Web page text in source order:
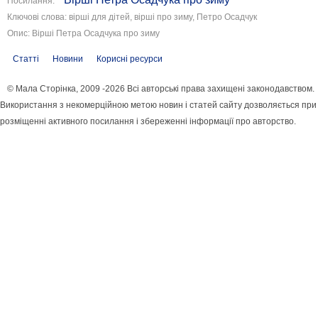
Ключові слова: вірші для дітей, вірші про зиму, Петро Осадчук
Опис: Вірші Петра Осадчука про зиму
Статті Новини Корисні ресурси
© Мала Сторінка, 2009 -2026 Всі авторські права захищені законодавством.
Використання з некомерційною метою новин і статей сайту дозволяється при
розміщенні активного посилання і збереженні інформації про авторство.